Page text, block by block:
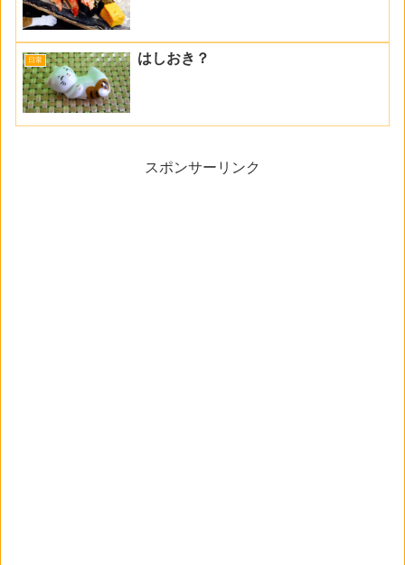
日常 はしおき？
スポンサーリンク